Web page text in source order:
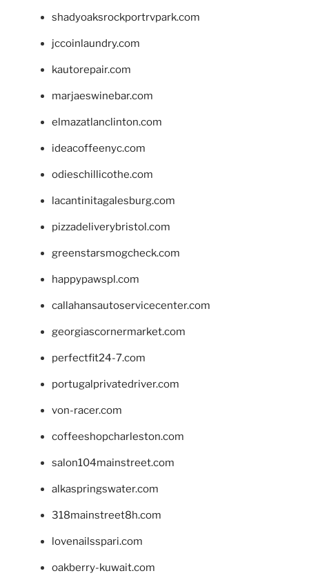
shadyoaksrockportrvpark.com
jccoinlaundry.com
kautorepair.com
marjaeswinebar.com
elmazatlanclinton.com
ideacoffeenyc.com
odieschillicothe.com
lacantinitagalesburg.com
pizzadeliverybristol.com
greenstarsmogcheck.com
happypawspl.com
callahansautoservicecenter.com
georgiascornermarket.com
perfectfit24-7.com
portugalprivatedriver.com
von-racer.com
coffeeshopcharleston.com
salon104mainstreet.com
alkaspringswater.com
318mainstreet8h.com
lovenailsspari.com
oakberry-kuwait.com